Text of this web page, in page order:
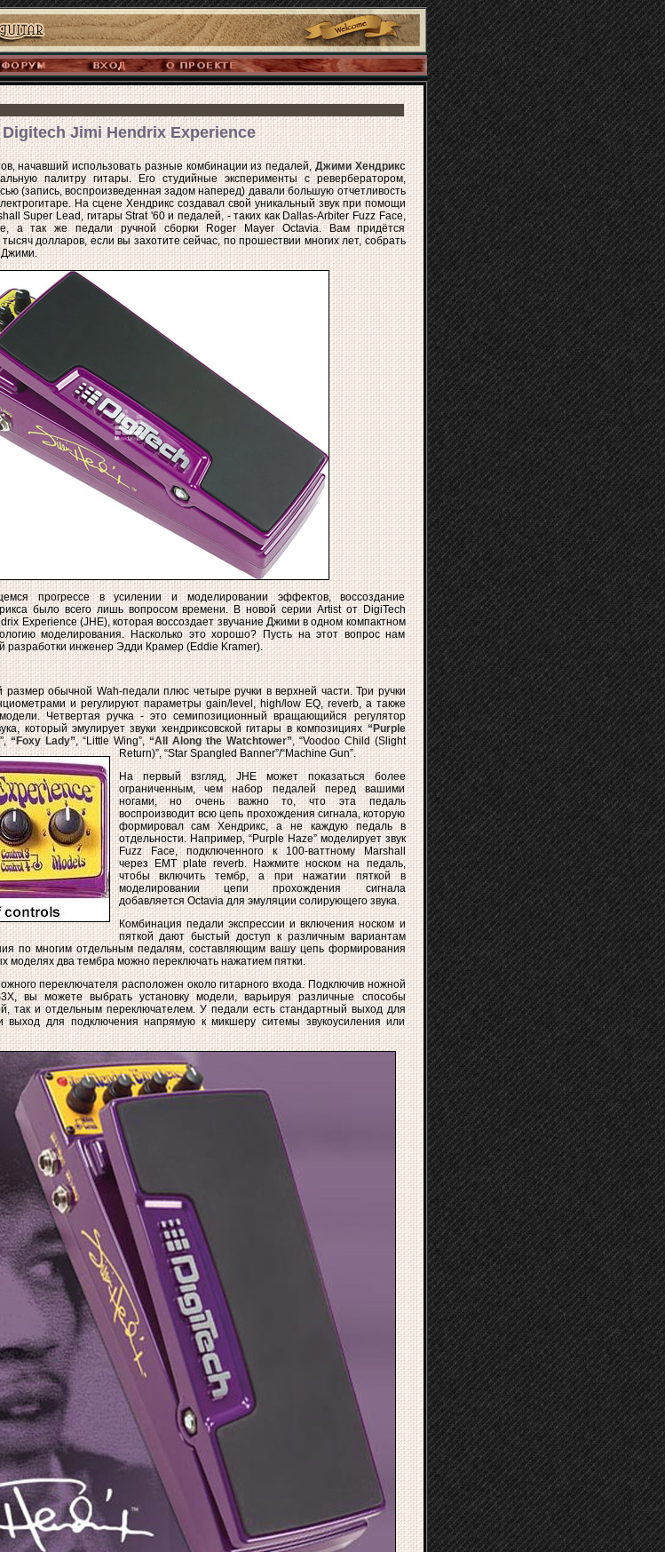
Digitech Jimi Hendrix Experience
начавший использовать разные комбинации из педалей,Джими Хендрикс
палитру гитары. Его студийные эксперименты с ревербератором,
(запись, воспроизведенная задом наперед) давали большую отчетливость
На сцене Хендрикс создавал свой уникальный звук при помощи
Super Lead, гитары Strat '60 и педалей, - таких как Dallas-Arbiter Fuzz Face,
а так же педали ручной сборки Roger Mayer Octavia. Вам придётся
долларов, если вы захотите сейчас, по прошествии многих лет, собрать
Джими.
прогрессе в усилении и моделировании эффектов, воссоздание
было всего лишь вопросом времени. В новой серии Artist от DigiTech
Experience (JHE), которая воссоздает звучание Джими в одном компактном
моделирования. Насколько это хорошо? Пусть на этот вопрос нам
разработки инженер Эдди Крамер (Eddie Kramer).
размер обычной Wah-педали плюс четыре ручки в верхней части. Три ручки
и регулируют параметры gain/level, high/low EQ, reverb, а также
Четвертая ручка - это семипозиционный вращающийся регулятор
который эмулирует звуки хендриксовской гитары в композициях“Purple
“Foxy Lady”, “Little Wing”,“All Along the Watchtower”, “Voodoo Child (Slight
Return)”, “Star Spangled Banner”/“Machine Gun”.
На первый взгляд, JHE может показаться более
ограниченным, чем набор педалей перед вашими
ногами, но очень важно то, что эта педаль
воспроизводит всю цепь прохождения сигнала, которую
формировал сам Хендрикс, а не каждую педаль в
отдельности. Например, “Purple Haze” моделирует звук
Fuzz Face, подключенного к 100-ваттному Marshall
через EMT plate reverb. Нажмите носком на педаль,
чтобы включить тембр, а при нажатии пяткой в
моделировании цепи прохождения сигнала
добавляется Octavia для эмуляции солирующего звука.
Комбинация педали экспрессии и включения носком и
пяткой дают быстый доступ к различным вариантам
по многим отдельным педалям, составляющим вашу цепь формирования
моделях два тембра можно переключать нажатием пятки.
переключателя расположен около гитарного входа. Подключив ножной
вы можете выбрать установку модели, варьируя различные способы
так и отдельным переключателем. У педали есть стандартный выход для
выход для подключения напрямую к микшеру ситемы звукоусиления или